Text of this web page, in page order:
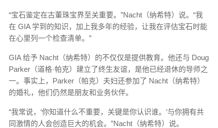
“宝石鉴定在古董珠宝界至关重要。”Nacht（纳希特）说。“我
在 GIA 学到的知识，加上我多年的经验，让我在评估宝石时能
在心里列一个检查清单。”
GIA 给予 Nacht（纳希特）的不仅仅是提供教育。他还与 Doug
Parker（道格·帕克）建立了终生友谊，是他已经退休的导师之
一。事实上，Parker（帕克）夫妇还参加了 Nacht（纳希特）
的婚礼，他们仍然是朋友和业务伙伴。
“我常说，‘你知道什么不重要，关键是你认识谁。’与你拥有共
同激情的人会创造巨大的机会。”Nacht（纳希特）说。